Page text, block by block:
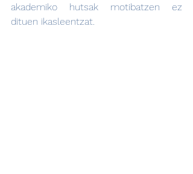
akademiko hutsak motibatzen ez
dituen ikasleentzat.